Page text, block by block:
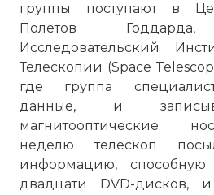
группы поступают в
Полетов
Исследовательский
Телескопии (Space
где группа
данные, и
магнитооптические
неделю телескоп
информацию, способную
двадцати DVD-дисков,
Общий вид телескопа
Фото статьи: